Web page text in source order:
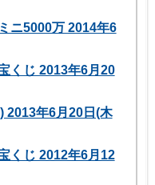
ニ5000万 2014年6
くじ 2013年6月20
2013年6月20日(木
くじ 2012年6月12